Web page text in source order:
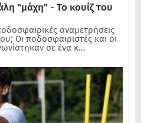
"μάχη" - Το κουίζ του
αναμετρήσεις
Οι ποδοσφαιριστές και οι
σε ένα κ...